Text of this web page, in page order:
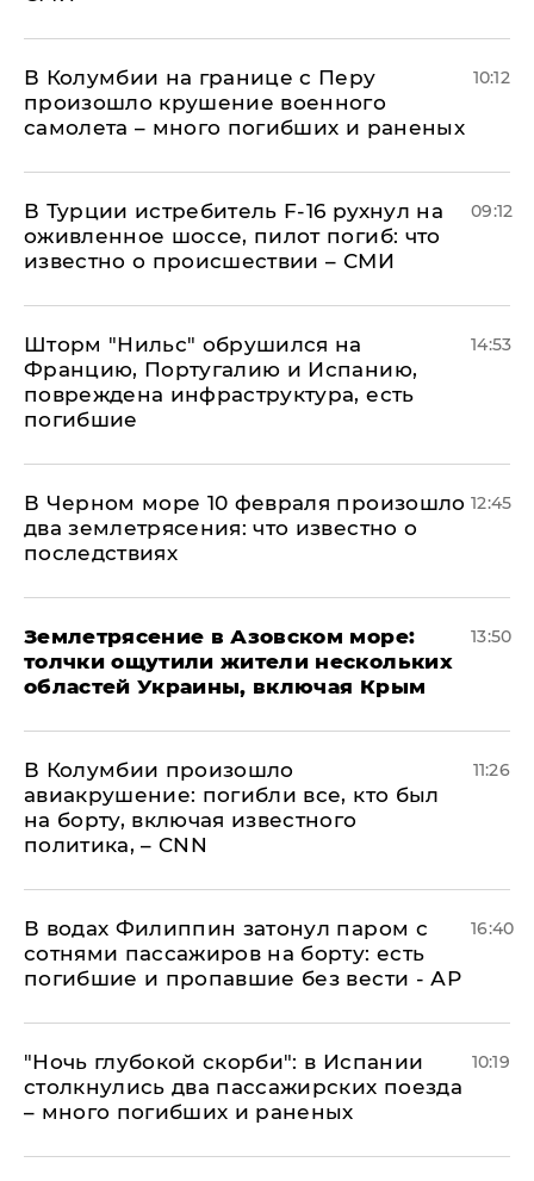
В Колумбии на границе с Перу
произошло крушение военного
самолета – много погибших и раненых
10:12
В Турции истребитель F-16 рухнул на
оживленное шоссе, пилот погиб: что
известно о происшествии – СМИ
09:12
Шторм "Нильс" обрушился на
Францию, Португалию и Испанию,
повреждена инфраструктура, есть
погибшие
14:53
В Черном море 10 февраля произошло
два землетрясения: что известно о
последствиях
12:45
Землетрясение в Азовском море:
толчки ощутили жители нескольких
областей Украины, включая Крым
13:50
В Колумбии произошло
авиакрушение: погибли все, кто был
на борту, включая известного
политика, – CNN
11:26
В водах Филиппин затонул паром с
сотнями пассажиров на борту: есть
погибшие и пропавшие без вести - АР
16:40
"Ночь глубокой скорби": в Испании
столкнулись два пассажирских поезда
– много погибших и раненых
10:19